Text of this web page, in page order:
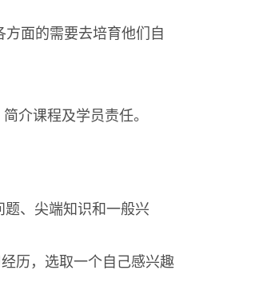
面的需要去培育他们自
介课程及学员责任。
、尖端知识和一般兴
历，选取一个自己感兴趣